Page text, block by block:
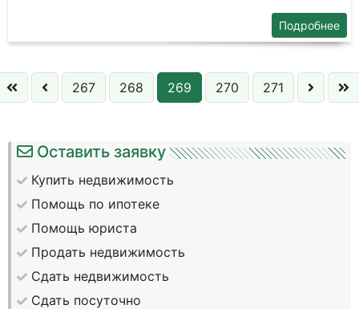
Подробнее
267 268 269 270 271
Оставить заявку
Купить недвижимость
Помощь по ипотеке
Помощь юриста
Продать недвижимость
Сдать недвижимость
Сдать посуточно